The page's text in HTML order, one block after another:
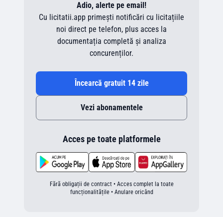
Adio, alerte pe email!
Cu licitatii.app primești notificări cu licitațiile
noi direct pe telefon, plus acces la
documentația completă și analiza
concurenților.
Încearcă gratuit 14 zile
Vezi abonamentele
Acces pe toate platformele
Fără obligații de contract • Acces complet la toate
funcționalitățile • Anulare oricând